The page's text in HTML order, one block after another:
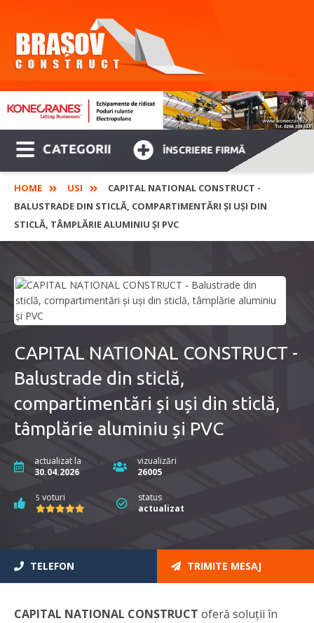
CATEGORII ÎNSCRIERE FIRMĂ
HOME USI
CAPITAL NATIONAL CONSTRUCT -
BALUSTRADE DIN STICLĂ, COMPARTIMENTĂRI ȘI UȘI DIN
STICLĂ, TÂMPLĂRIE ALUMINIU ȘI PVC
CAPITAL NATIONAL CONSTRUCT -
Balustrade din sticlă,
compartimentări și uși din sticlă,
tâmplărie aluminiu și PVC
actualizat la
30.04.2026
vizualizări
26005
5 voturi
status
actualizat
TELEFON TRIMITE MESAJ
CAPITAL NATIONAL CONSTRUCT oferă soluţii în